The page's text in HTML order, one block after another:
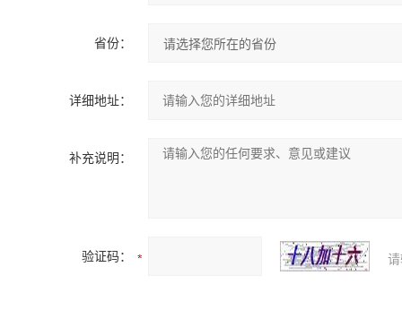
省份：
详细地址：
补充说明：
验证码：